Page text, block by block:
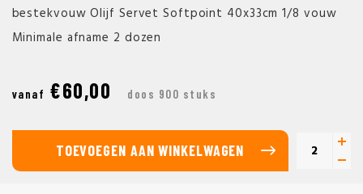
bestekvouw Olijf Servet Softpoint 40x33cm 1/8 vouw
Minimale afname 2 dozen
vanaf €60,00 doos 900 stuks
TOEVOEGEN AAN WINKELWAGEN